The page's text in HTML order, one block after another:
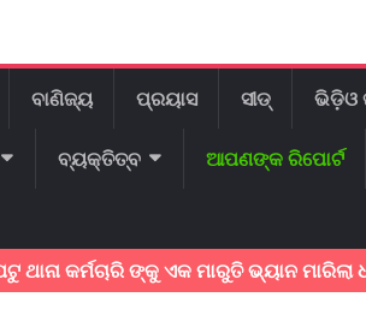
ବାଣିଜ୍ୟ ପ୍ରୟାସ ସୀଡ୍ ଭିଡ଼ିଓ
ବ୍ୟକ୍ତିତ୍ବ ଆପଣଙ୍କ ରିପୋର୍ଟ
ଙ୍କୁ ଏକ ମାରୁତି ଭ୍ୟାନ ମାରିଲା ଧକ୍କା l